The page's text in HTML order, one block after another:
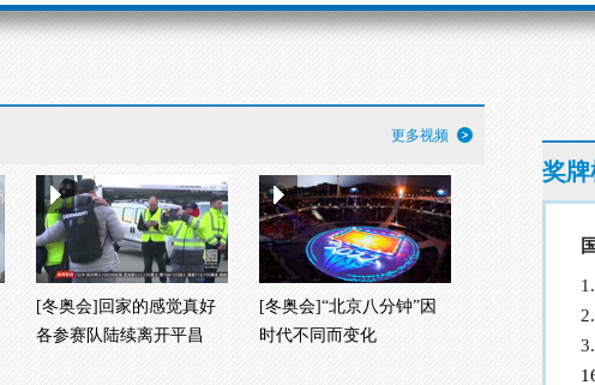
雪车-四人第二轮 回看 成绩公报
更多视频
[冬奥会]回家的感觉真好
各参赛队陆续离开平昌
[冬奥会]“北京八分钟”因
时代不同而变化
奖牌
1.
2.
3.